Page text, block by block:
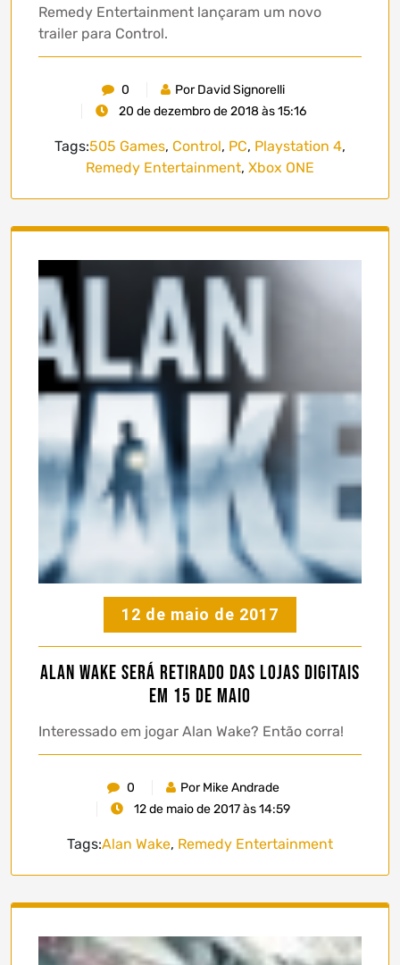
Remedy Entertainment lançaram um novo
trailer para Control.
0
Por David Signorelli
20 de dezembro de 2018 às 15:16
Tags:505 Games, Control, PC, Playstation 4,
Remedy Entertainment, Xbox ONE
12 de maio de 2017
Alan Wake será retirado das lojas digitais
em 15 de Maio
Interessado em jogar Alan Wake? Então corra!
0
Por Mike Andrade
12 de maio de 2017 às 14:59
Tags:Alan Wake, Remedy Entertainment